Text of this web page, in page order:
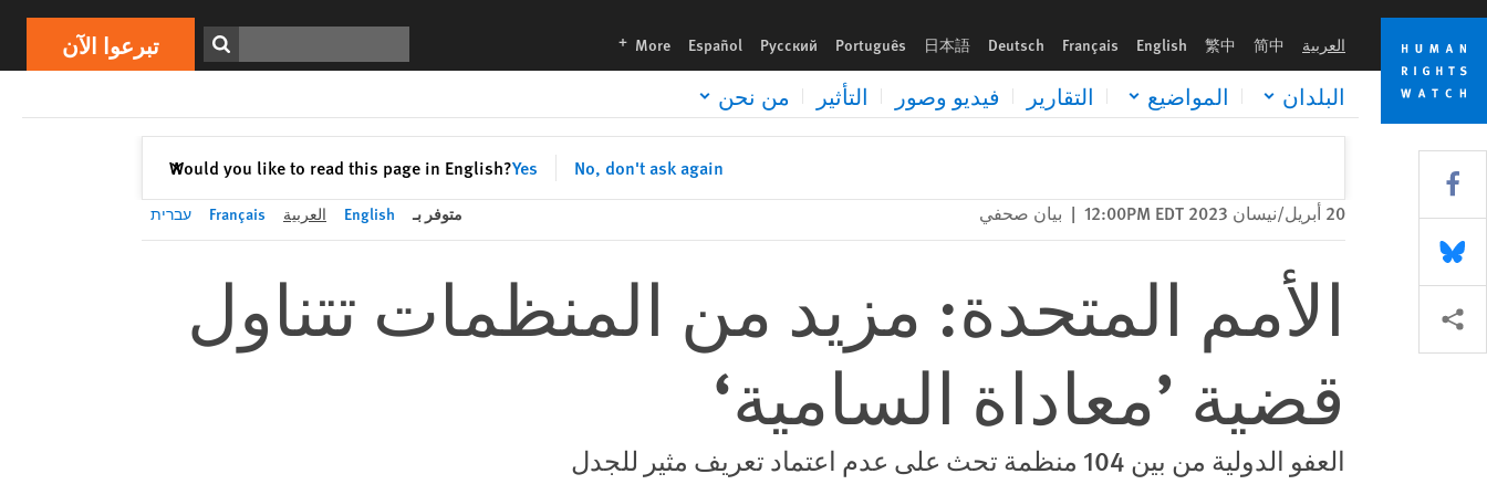
Skip
cookie
privacy
notice
Skip
main
content
العربية 简中
繁中
English
Français
Deutsch
日本語
Português
Русский
Español
More
languages تبرعوا الآن
البلدان المواضيع التقارير فيديو وصور التأثير من نحن
Would you like to read this page in English?Yes No, don't ask again
✕إغلاق
Print تبرعوا الآن
20 أبريل/نيسان 2023 12:00PM EDT | بيان صحفي متوفر بـ English العربية Français עברית
الأمم المتحدة: مزيد من المنظمات تتناول
قضية ’معاداة السامية‘
العفو الدولية من بين 104 منظمة تحث على عدم اعتماد تعريف مثير للجدل
Share this via Facebook
Share this via Bluesky
Share this via مشاركة